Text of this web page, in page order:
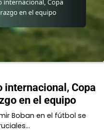
internacional, Copa
en el equipo
Boban en el fútbol se